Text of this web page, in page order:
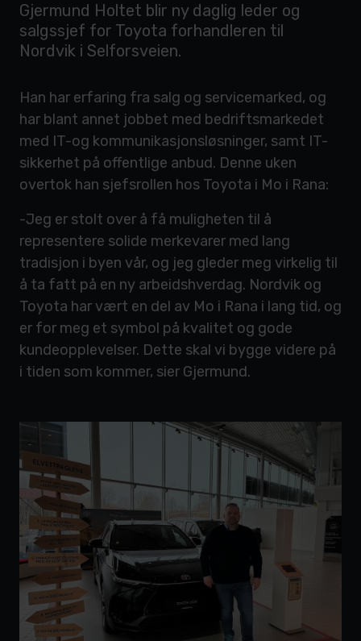
Gjermund Holtet blir ny daglig leder og
salgssjef for Toyota forhandleren til
Nordvik i Selforsveien.
Han har erfaring fra salg og servicemarked, og
har blant annet jobbet med bedriftsmarkedet
med IT-og kommunikasjonsløsninger, samt IT-
sikkerhet på offentlige anbud. Denne uken
overtok han sjefsrollen hos Toyota i Mo i Rana:
-Jeg er stolt over å få muligheten til å
representere solide merkevarer med lang
tradisjon i byen vår, og jeg gleder meg virkelig til
å ta fatt på en ny arbeidshverdag. Nordvik og
Toyota har vært en del av Mo i Rana i lang tid, og
er for meg et symbol på kvalitet og gode
kundeopplevelser. Dette skal vi bygge videre på
i tiden som kommer, sier Gjermund.